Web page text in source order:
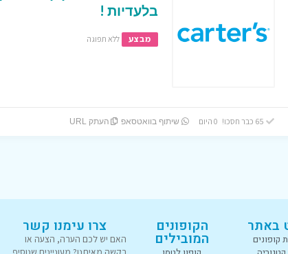
בלעדיות !
מבצע ללא תפוגה
שיתוף בוואטסאפ העתק URL
באתר
קופונים
הקופונים
המובילים
צרו עימנו קשר
האם יש לכם הערה, הצעה או